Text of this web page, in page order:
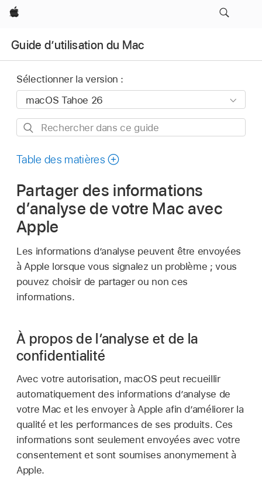
Apple
Guide d’utilisation du Mac
Sélectionner la version :
Rechercher
ce
Table des matières
Partager des informations
d’analyse de votre Mac avec
Apple
Les informations d’analyse peuvent être envoyées
à Apple lorsque vous signalez un problème ; vous
pouvez choisir de partager ou non ces
informations.
À propos de l’analyse et de la
confidentialité
Avec votre autorisation, macOS peut recueillir
automatiquement des informations d’analyse de
votre Mac et les envoyer à Apple afin d’améliorer la
qualité et les performances de ses produits. Ces
informations sont seulement envoyées avec votre
consentement et sont soumises anonymement à
Apple.